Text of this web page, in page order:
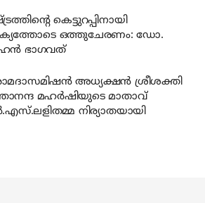
കെട്ടുറപ്പിനായി
ഒത്തുചേരണം: ഡോ.
ഭാഗവത്
അധ്യക്ഷന്‍ ശ്രീശക്തി
മഹര്‍ഷിയുടെ മാതാവ്
നിര്യാതയായി